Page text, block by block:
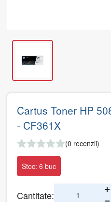
Cartus Toner HP
- CF361X
(0 recenzii)
Stoc: 6 buc
Cantitate: